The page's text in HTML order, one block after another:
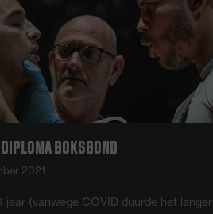
BOKSBOND
2021
jaar (vanwege COVID duurde het langer